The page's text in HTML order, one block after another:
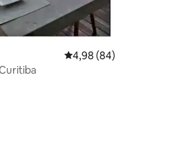
de 6 commentaires : 5 sur 5
Évaluation moyenne
4,98 (84)